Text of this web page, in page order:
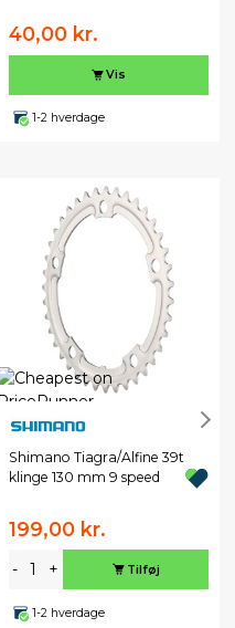
40,00 kr.
Vis
1-2 hverdage
Shimano Tiagra/Alfine 39t
klinge 130 mm 9 speed
199,00 kr.
- + Tilføj
1-2 hverdage